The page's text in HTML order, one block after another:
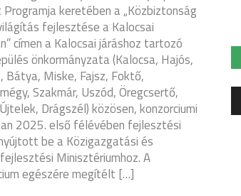
Programja keretében a „Közbiztonság
fejlesztése a Kalocsai
címen a Kalocsai járáshoz tartozó
önkormányzata (Kalocsa, Hajós,
Bátya, Miske, Fajsz, Foktő,
Szakmár, Uszód, Öregcsertő,
Drágszél) közösen, konzorciumi
2025. első félévében fejlesztési
be a Közigazgatási és
Minisztériumhoz. A
egészére megítélt […]